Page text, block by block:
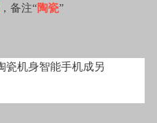
，备注“陶瓷”